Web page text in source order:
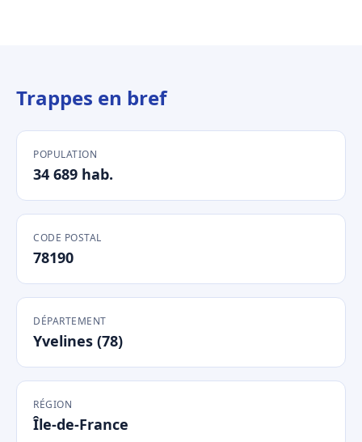
Trappes en bref
POPULATION
34 689 hab.
CODE POSTAL
78190
DÉPARTEMENT
Yvelines (78)
RÉGION
Île-de-France